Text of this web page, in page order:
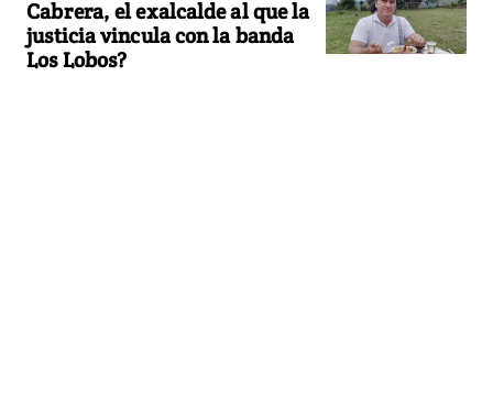
Cabrera, el exalcalde al que la
justicia vincula con la banda
Los Lobos?